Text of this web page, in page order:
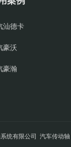
汕德卡
豪沃
豪瀚
统有限公司 汽车传动轴